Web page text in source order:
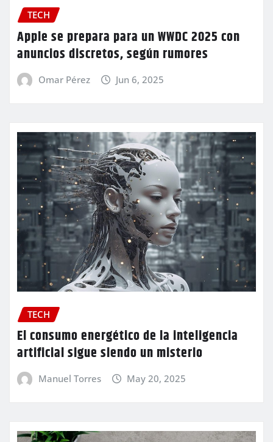
TECH
Apple se prepara para un WWDC 2025 con
anuncios discretos, según rumores
Omar Pérez Jun 6, 2025
TECH
El consumo energético de la inteligencia
artificial sigue siendo un misterio
Manuel Torres May 20, 2025